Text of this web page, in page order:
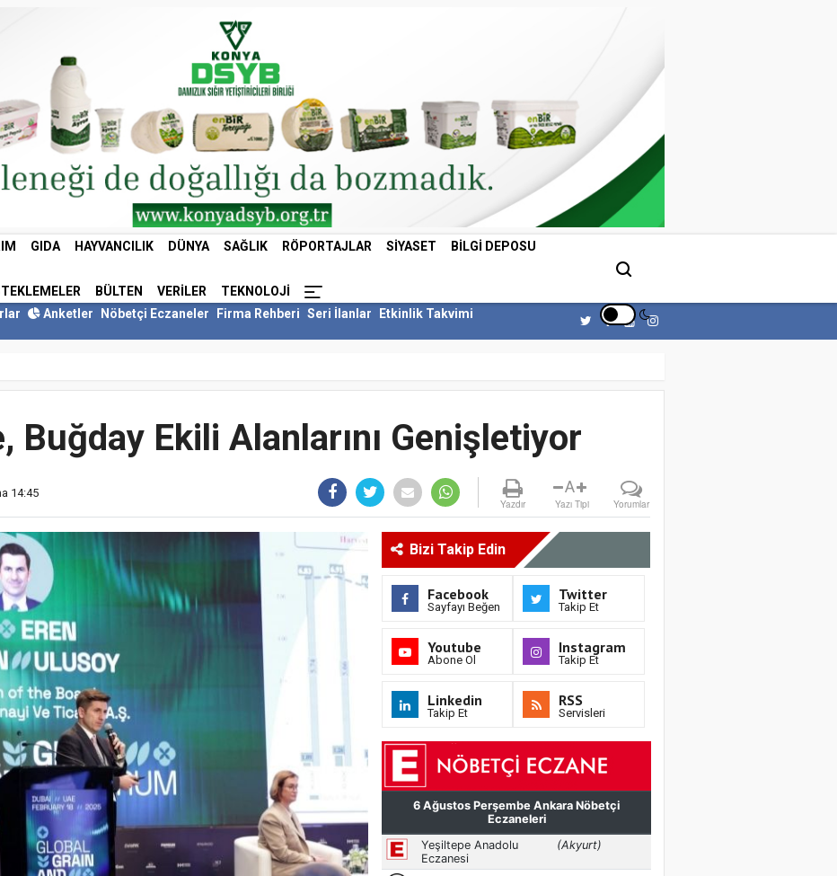
GIDA HAYVANCILIK DÜNYA SAĞLIK RÖPORTAJLAR SIYASET BILGI DEPOSU
BÜLTEN VERILER
TEKNOLOJI
Anketler Nöbetçi Eczaneler Firma Rehberi Seri İlanlar
Etkinlik Takvimi
Buğday Ekili Alanlarını Genişletiyor
14:45
Yazdır
A
Yazı Tipi Yorumlar
Bizi Takip Edin
Facebook
Sayfayı Beğen
Twitter
Takip Et
Youtube
Abone Ol
Instagram
Takip Et
Linkedin
Takip Et
RSS
Servisleri